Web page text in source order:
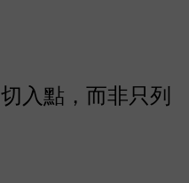
入點，而非只列